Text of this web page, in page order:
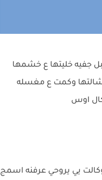
جفيه خليتها ع خشمها
شالتها وكمت ع مغسله
اوس
يي يروحي عرفنه اسمج